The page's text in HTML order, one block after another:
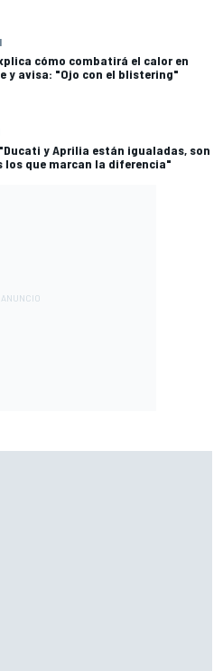
cómo combatirá el calor en
y avisa: "Ojo con el blistering"
y Aprilia están igualadas, son
los que marcan la diferencia"